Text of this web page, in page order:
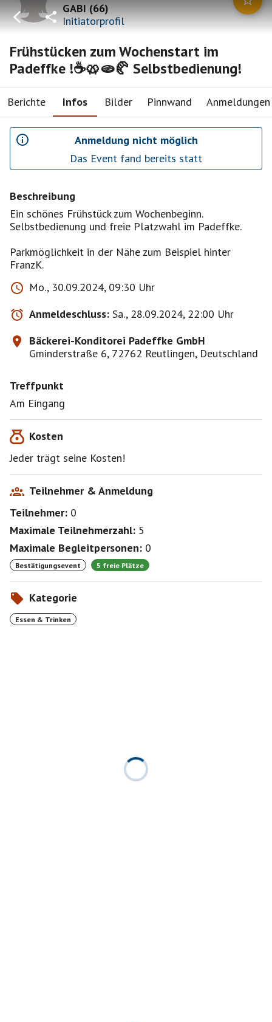
GABI(66)
Initiatorprofil
Frühstücken zum Wochenstart im
Padeffke !☕️🥨🫓🥐 Selbstbedienung!
Berichte Infos Bilder Pinnwand Anmeldungen
Anmeldung nicht möglich
Das Event fand bereits statt
Beschreibung
Ein schönes Frühstück zum Wochenbeginn.
Selbstbedienung und freie Platzwahl im Padeffke.
Parkmöglichkeit in der Nähe zum Beispiel hinter
FranzK.
Mo., 30.09.2024, 09:30 Uhr
Anmeldeschluss: Sa., 28.09.2024, 22:00 Uhr
Bäckerei-Konditorei Padeffke GmbH
Gminderstraße 6, 72762 Reutlingen, Deutschland
Treffpunkt
Am Eingang
Kosten
Jeder trägt seine Kosten!
Teilnehmer & Anmeldung
Teilnehmer: 0
Maximale Teilnehmerzahl: 5
Maximale Begleitpersonen: 0
Bestätigungsevent 5 freie Plätze
Kategorie
Essen & Trinken